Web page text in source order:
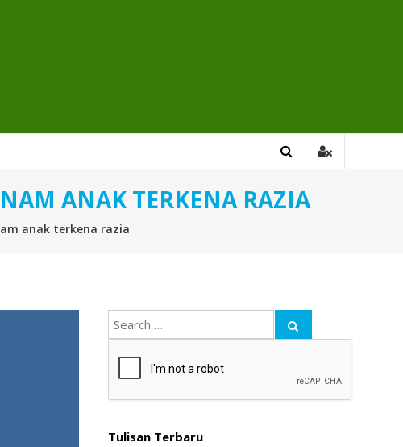
ANAK TERKENA RAZIA
anak terkena razia
Tulisan Terbaru